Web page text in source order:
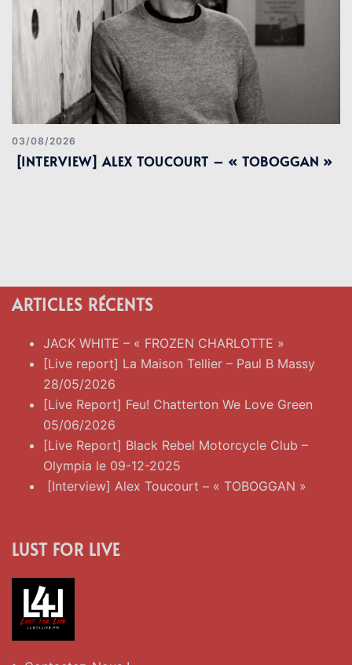
03/08/2026
[INTERVIEW] ALEX TOUCOURT – « TOBOGGAN »
ARTICLES RÉCENTS
JACK WHITE – « FROZEN CHARLOTTE »
[Live report] La Maison Tellier – Paul B Massy
28/05/2026
[Live Report] Feu! Chatterton We Love Green
05/06/2026
[Live Report] Black Rebel Motorcycle Club –
Olympia le 09-12-2025
[Interview] Alex Toucourt – « TOBOGGAN »
LUST FOR LIVE